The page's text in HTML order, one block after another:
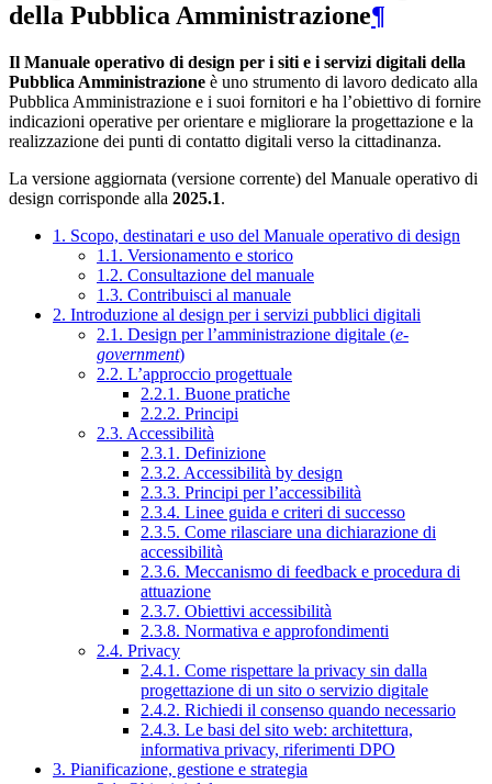
della Pubblica Amministrazione¶
Il Manuale operativo di design per i siti e i servizi digitali della
Pubblica Amministrazione è uno strumento di lavoro dedicato alla
Pubblica Amministrazione e i suoi fornitori e ha l’obiettivo di fornire
indicazioni operative per orientare e migliorare la progettazione e la
realizzazione dei punti di contatto digitali verso la cittadinanza.
La versione aggiornata (versione corrente) del Manuale operativo di
design corrisponde alla 2025.1.
1. Scopo, destinatari e uso del Manuale operativo di design
1.1. Versionamento e storico
1.2. Consultazione del manuale
1.3. Contribuisci al manuale
2. Introduzione al design per i servizi pubblici digitali
2.1. Design per l’amministrazione digitale (e-
government)
2.2. L’approccio progettuale
2.2.1. Buone pratiche
2.2.2. Principi
2.3. Accessibilità
2.3.1. Definizione
2.3.2. Accessibilità by design
2.3.3. Principi per l’accessibilità
2.3.4. Linee guida e criteri di successo
2.3.5. Come rilasciare una dichiarazione di
accessibilità
2.3.6. Meccanismo di feedback e procedura di
attuazione
2.3.7. Obiettivi accessibilità
2.3.8. Normativa e approfondimenti
2.4. Privacy
2.4.1. Come rispettare la privacy sin dalla
progettazione di un sito o servizio digitale
2.4.2. Richiedi il consenso quando necessario
2.4.3. Le basi del sito web: architettura,
informativa privacy, riferimenti DPO
3. Pianificazione, gestione e strategia